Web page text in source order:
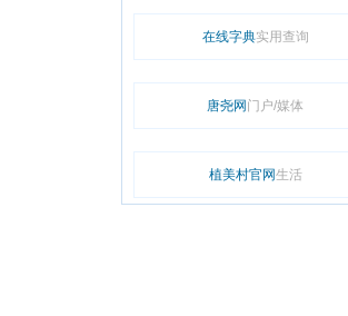
在线字典实用查询
唐尧网 门户/媒体
植美村官网生活